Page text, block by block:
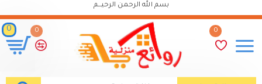
بسم الله الرحمن الرحيـــم
0
0
0